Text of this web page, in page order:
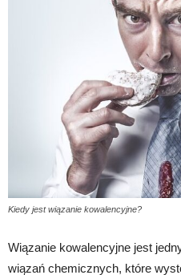
Kiedy jest wiązanie kowalencyjne?
Wiązanie kowalencyjne jest
wiązań chemicznych, które